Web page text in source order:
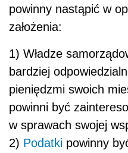
powinny nastąpić w
założenia:
1) Władze
bardziej
pieniędzmi swoich
powinni być
w sprawach swojej
2) Podatki powinny